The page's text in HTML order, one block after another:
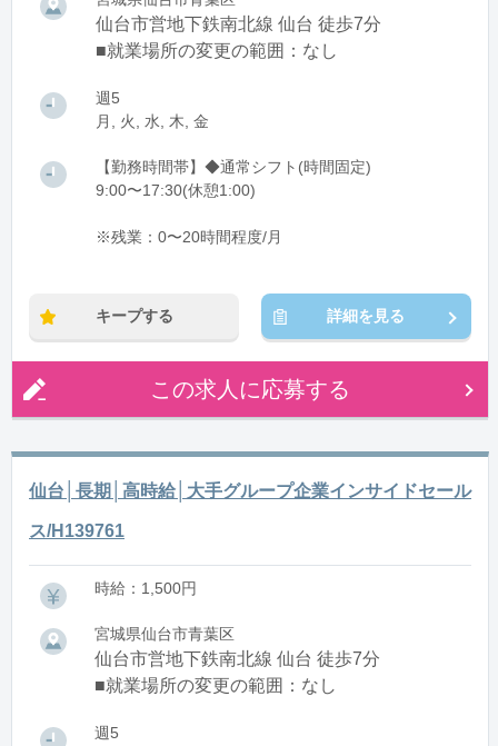
仙台市営地下鉄南北線 仙台 徒歩7分
■就業場所の変更の範囲：なし
週5
月, 火, 水, 木, 金
【勤務時間帯】◆通常シフト(時間固定)
9:00〜17:30(休憩1:00)
※残業：0〜20時間程度/月
キープする 詳細を見る
この求人に応募する
仙台│長期│高時給│大手グループ企業インサイドセール
ス/H139761
時給：1,500円
宮城県仙台市青葉区
仙台市営地下鉄南北線 仙台 徒歩7分
■就業場所の変更の範囲：なし
週5